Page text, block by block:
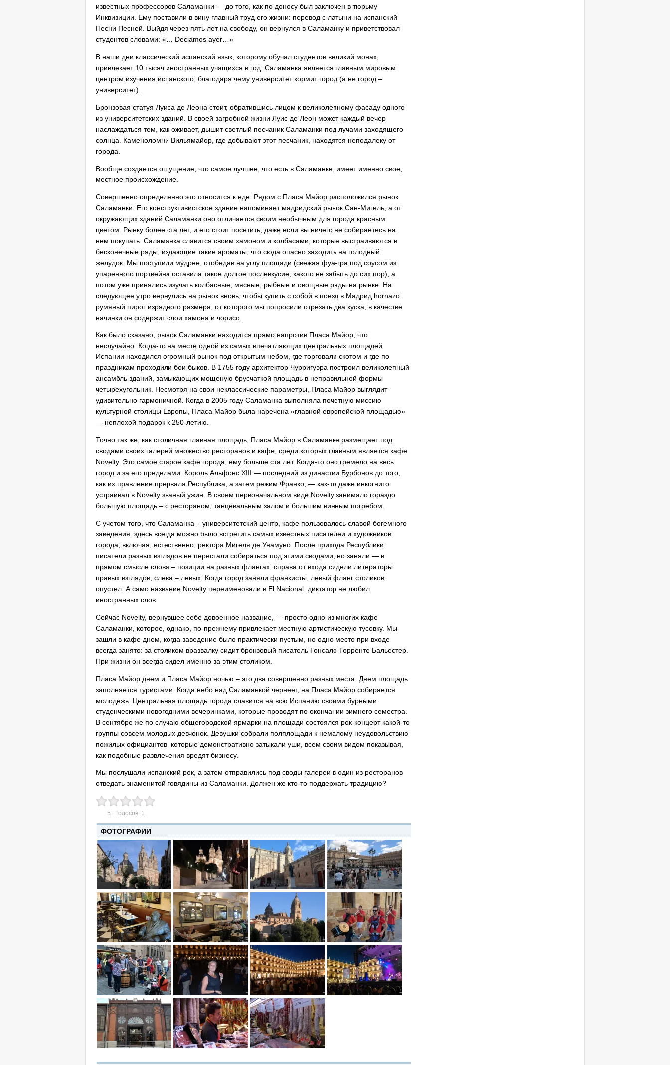
известных профессоров Саламанки — до того, как по доносу был заключен в тюрьму
Инквизиции. Ему поставили в вину главный труд его жизни: перевод с латыни на испанский
Песни Песней. Выйдя через пять лет на свободу, он вернулся в Саламанку и приветствовал
студентов словами: «… Deciamos ayer…»
В наши дни классический испанский язык, которому обучал студентов великий монах,
привлекает 10 тысяч иностранных учащихся в год. Саламанка является главным мировым
центром изучения испанского, благодаря чему университет кормит город (а не город –
университет).
Бронзовая статуя Луиса де Леона стоит, обратившись лицом к великолепному фасаду одного
из университетских зданий. В своей загробной жизни Луис де Леон может каждый вечер
наслаждаться тем, как оживает, дышит светлый песчаник Саламанки под лучами заходящего
солнца. Каменоломни Вильямайор, где добывают этот песчаник, находятся неподалеку от
города.
Вообще создается ощущение, что самое лучшее, что есть в Саламанке, имеет именно свое,
местное происхождение.
Совершенно определенно это относится к еде. Рядом с Пласа Майор расположился рынок
Саламанки. Его конструктивистское здание напоминает мадридский рынок Сан-Мигель, а от
окружающих зданий Саламанки оно отличается своим необычным для города красным
цветом. Рынку более ста лет, и его стоит посетить, даже если вы ничего не собираетесь на
нем покупать. Саламанка славится своим хамоном и колбасами, которые выстраиваются в
бесконечные ряды, издающие такие ароматы, что сюда опасно заходить на голодный
желудок. Мы поступили мудрее, отобедав на углу площади (свежая фуа-гра под соусом из
упаренного портвейна оставила такое долгое послевкусие, какого не забыть до сих пор), а
потом уже принялись изучать колбасные, мясные, рыбные и овощные ряды на рынке. На
следующее утро вернулись на рынок вновь, чтобы купить с собой в поезд в Мадрид hornazo:
румяный пирог изрядного размера, от которого мы попросили отрезать два куска, в качестве
начинки он содержит слои хамона и чорисо.
Как было сказано, рынок Саламанки находится прямо напротив Пласа Майор, что
неслучайно. Когда-то на месте одной из самых впечатляющих центральных площадей
Испании находился огромный рынок под открытым небом, где торговали скотом и где по
праздникам проходили бои быков. В 1755 году архитектор Чурригуэра построил великолепный
ансамбль зданий, замыкающих мощеную брусчаткой площадь в неправильной формы
четырехугольник. Несмотря на свои неклассические параметры, Пласа Майор выглядит
удивительно гармоничной. Когда в 2005 году Саламанка выполняла почетную миссию
культурной столицы Европы, Пласа Майор была наречена «главной европейской площадью»
— неплохой подарок к 250-летию.
Точно так же, как столичная главная площадь, Пласа Майор в Саламанке размещает под
сводами своих галерей множество ресторанов и кафе, среди которых главным является кафе
Novelty. Это самое старое кафе города, ему больше ста лет. Когда-то оно гремело на весь
город и за его пределами. Король Альфонс XIII — последний из династии Бурбонов до того,
как их правление прервала Республика, а затем режим Франко, — как-то даже инкогнито
устраивал в Novelty званый ужин. В своем первоначальном виде Novelty занимало гораздо
большую площадь – с рестораном, танцевальным залом и большим винным погребом.
С учетом того, что Саламанка – университетский центр, кафе пользовалось славой богемного
заведения: здесь всегда можно было встретить самых известных писателей и художников
города, включая, естественно, ректора Мигеля де Унамуно. После прихода Республики
писатели разных взглядов не перестали собираться под этими сводами, но заняли — в
прямом смысле слова – позиции на разных флангах: справа от входа сидели литераторы
правых взглядов, слева – левых. Когда город заняли франкисты, левый фланг столиков
опустел. А само название Novelty переименовали в El Nacional: диктатор не любил
иностранных слов.
Сейчас Novelty, вернувшее себе довоенное название, — просто одно из многих кафе
Саламанки, которое, однако, по-прежнему привлекает местную артистическую тусовку. Мы
зашли в кафе днем, когда заведение было практически пустым, но одно место при входе
всегда занято: за столиком вразвалку сидит бронзовый писатель Гонсало Торренте Бальестер.
При жизни он всегда сидел именно за этим столиком.
Пласа Майор днем и Пласа Майор ночью – это два совершенно разных места. Днем площадь
заполняется туристами. Когда небо над Саламанкой чернеет, на Пласа Майор собирается
молодежь. Центральная площадь города славится на всю Испанию своими бурными
студенческими новогодними вечеринками, которые проводят по окончании зимнего семестра.
В сентябре же по случаю общегородской ярмарки на площади состоялся рок-концерт какой-то
группы совсем молодых девчонок. Девушки собрали полплощади к немалому неудовольствию
пожилых официантов, которые демонстративно затыкали уши, всем своим видом показывая,
как подобные развлечения вредят бизнесу.
Мы послушали испанский рок, а затем отправились под своды галереи в один из ресторанов
отведать знаменитой говядины из Саламанки. Должен же кто-то поддержать традицию?
5 | Голосов: 1
ФОТОГРАФИИ